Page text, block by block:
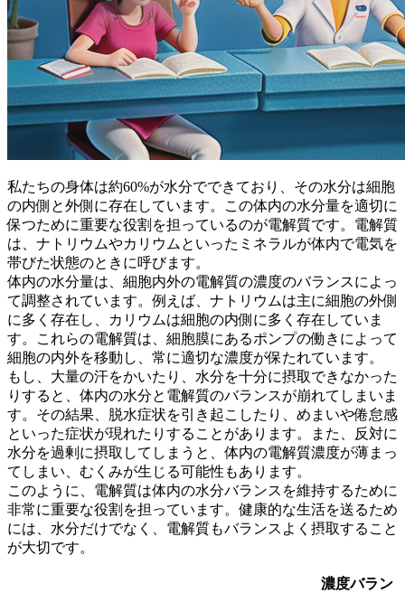
私たちの身体は約60%が水分でできており、その水分は細胞
の内側と外側に存在しています。この体内の水分量を適切に
保つために重要な役割を担っているのが電解質です。電解質
は、ナトリウムやカリウムといったミネラルが体内で電気を
帯びた状態のときに呼びます。
体内の水分量は、細胞内外の電解質の濃度のバランスによっ
て調整されています。 例えば、ナトリウムは主に細胞の外側
に多く存在し、カリウムは細胞の内側に多く存在していま
す。これらの電解質は、細胞膜にあるポンプの働きによって
細胞の内外を移動し、常に適切な濃度が保たれています。
もし、 大量の汗をかいたり、水分を十分に摂取できなかった
りすると、体内の水分と電解質のバランスが崩れてしまいま
す。 その結果、脱水症状を引き起こしたり、めまいや倦怠感
といった症状が現れたりすることがあります。また、反対に
水分を過剰に摂取してしまうと、体内の電解質濃度が薄まっ
てしまい、むくみが生じる可能性もあります。
このように、電解質は体内の水分バランスを維持するために
非常に重要な役割を担っています。健康的な生活を送るため
には、水分だけでなく、電解質もバランスよく摂取すること
が大切です。
濃度バラン